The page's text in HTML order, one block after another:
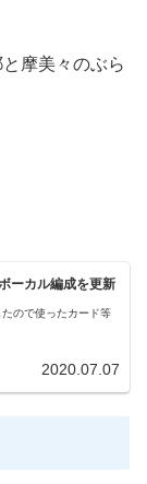
摩美々のぶら
ーカル編成を更新
ので使ったカード等
2020.07.07